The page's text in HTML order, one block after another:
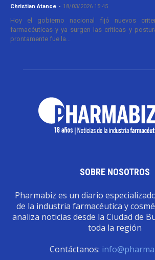
Christian Atance - 18/03/2026 15:45
Hoy el gobierno nacional fijó nuevos
farmacéuticas y ya surgen las críticas y
prontamente fue la...
SOBRE NOSOTROS
Pharmabiz es un diario
de la industria farmacéutica y
analiza noticias desde la Ciudad de
toda la región
Contáctanos: